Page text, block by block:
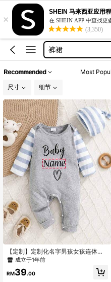
×
SHEIN 马来西亚应用
在 SHEIN APP 中查找更
(3,350)
黑色短裤女生
复古连衣裙
裤裙
复古连衣裙
Recommended Most
尺寸 细节
【定制】定制化名字男孩女孩连体
衣，个性化姓名，圆领长袖幼儿男童
成立于1年前
RM39.00